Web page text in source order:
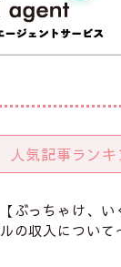
人気記事ランキ
【ぶっちゃけ、
ルの収入について